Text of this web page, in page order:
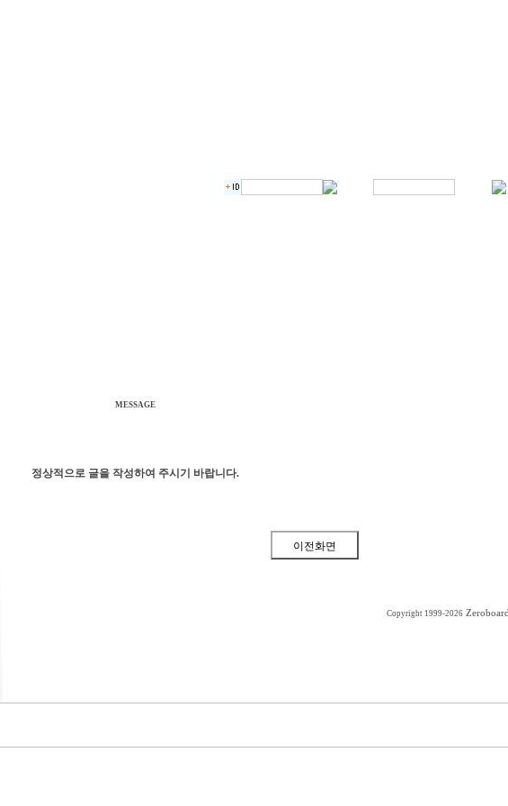
MESSAGE
정상적으로 글을 작성하여 주시기 바랍니다.
Copyright 1999-2026 Zeroboard